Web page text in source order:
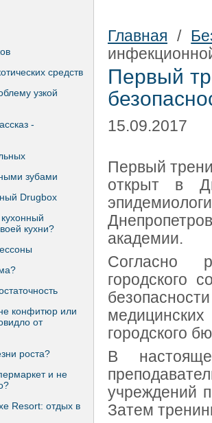
средств
узкой
-
зубами
Drugbox
кухни?
конфитюр или
от
роста?
и не
Resort: отдых в
Главная /
Первый
15.09.2017
Первый
открыт в
академии.
Согласно
городского
городского
В
учреждений
Затем